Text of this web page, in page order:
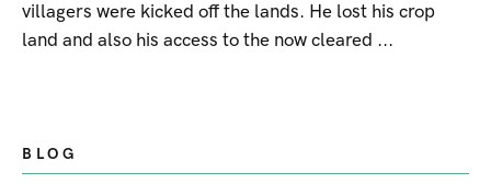
villagers were kicked off the lands. He lost his crop
land and also his access to the now cleared ...
BLOG